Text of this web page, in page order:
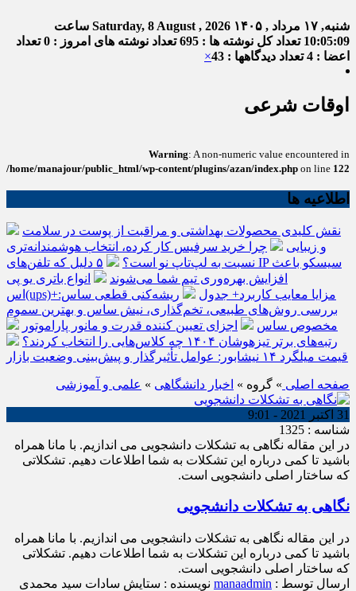
شنبه, ۱۷ مرداد , ۱۴۰۵ Saturday, 8 August , 2026 ساعت
10:05:09 تعداد کل نوشته ها : 695 تعداد نوشته های امروز : 0
تعداد
اعضا : 4
تعداد دیدگاهها : 43 ×
اوقات شرعی
Warning: A non-numeric value encountered in
/home/manajour/public_html/wp-content/plugins/azan/index.php on line 122
اطلاعیه ها
نقش کلیدی محصولات بهداشتی و مراقبت از پوست در سلامت
و زیبایی
چرا خرید سرفیس کار کرده، انتخاب هوشمندانه‌تری
نسبت به لپ‌تاپ نو است؟
۵ دلیل که تلفن‌های IP سیسکو باعث
افزایش بهره‌وری تیم شما می‌شوند
انواع باتری یو پی
اس(ups)+مزایا معایب کاربرد+ جدول
ریشه‌کنی قطعی ساس:
بررسی روش‌های طبیعی، تخم‌گذاری، نیش ساس و بهترین سموم
مخصوص ساس
اجزای تعیین کننده قدرت و مانور پاراموتور
رتبه‌های برتر تیزهوشان ۱۴۰۴ چه کلاس‌هایی را انتخاب کردند؟
قیمت میلگرد ۱۴ نیشابور: عوامل تأثیرگذار و پیش‌بینی وضعیت بازار
صفحه اصلی » گروه » اخبار دانشگاهی » علمی و آموزشی
31 اکتبر 2021 - 9:01
شناسه : 1325
در این مقاله نگاهی به تشکلات دانشجویی می اندازیم. با مانا همراه
باشید تا کمی درباره این تشکلات به شما اطلاعات دهیم. تشکلاتی
که ساختار اصلی دانشجویی است.
نگاهی به تشکلات دانشجویی
در این مقاله نگاهی به تشکلات دانشجویی می اندازیم. با مانا همراه
باشید تا کمی درباره این تشکلات به شما اطلاعات دهیم. تشکلاتی
که ساختار اصلی دانشجویی است.
ارسال توسط : manaadmin نویسنده : ستایش سادات سید محمدی